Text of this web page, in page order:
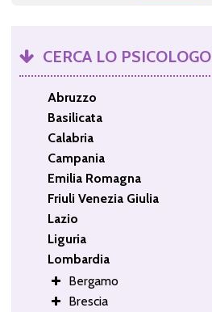
CERCA LO PSICOLOGO
Abruzzo
Basilicata
Calabria
Campania
Emilia Romagna
Friuli Venezia Giulia
Lazio
Liguria
Lombardia
Bergamo
Brescia